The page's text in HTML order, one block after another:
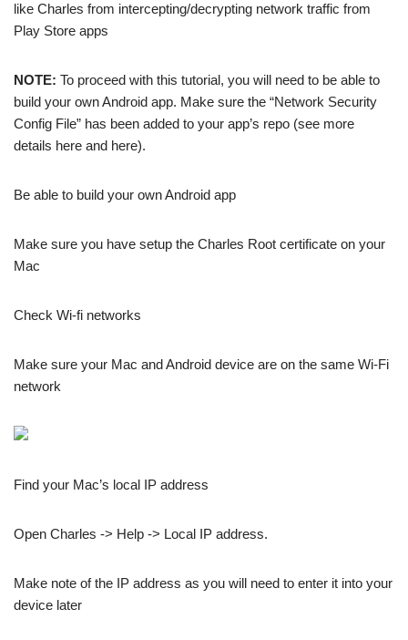
like Charles from intercepting/decrypting network traffic from
Play Store apps
NOTE: To proceed with this tutorial, you will need to be able to
build your own Android app. Make sure the “Network Security
Config File” has been added to your app’s repo (see more
details here and here).
Be able to build your own Android app
Make sure you have setup the Charles Root certificate on your
Mac
Check Wi-fi networks
Make sure your Mac and Android device are on the same Wi-Fi
network
Find your Mac’s local IP address
Open Charles -> Help -> Local IP address.
Make note of the IP address as you will need to enter it into your
device later